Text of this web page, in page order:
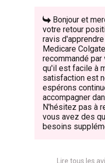
Bonjour et
votre retour
ravis
Medicare
recommandé
qu'il est facile à
satisfaction est
espérons
accompagner
N'hésitez pas à
vous avez des
besoins
Lire tous les